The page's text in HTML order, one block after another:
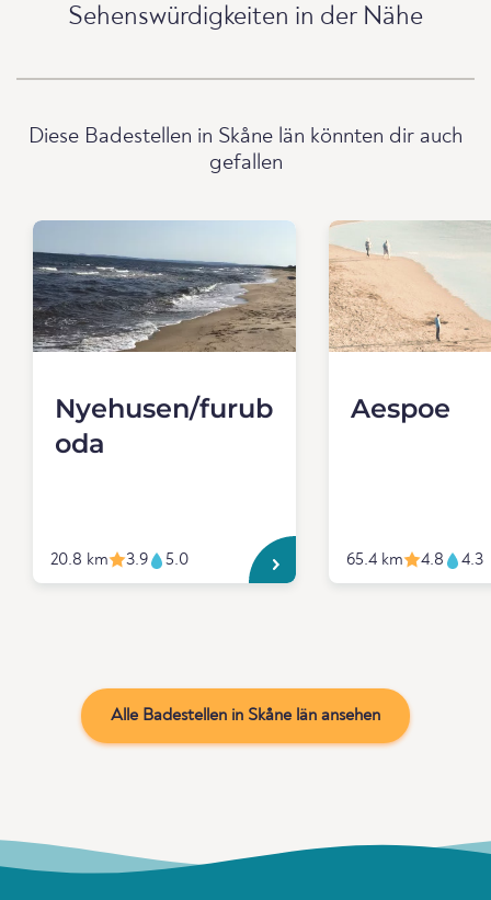
Sehenswürdigkeiten in der Nähe
Diese Badestellen in Skåne län könnten dir auch
gefallen
Nyehusen/furub
oda
20.8 km 3.9 5.0
Aespoe
65.4 km 4.8 4.3
Alle Badestellen in Skåne län ansehen